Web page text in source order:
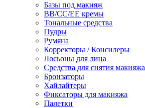
Базы под макияж
BB/CC/EE кремы
Тональные средства
Пудры
Румяна
Корректоры / Консилеры
Лосьоны для лица
Средства для снятия макияжа
Бронзаторы
Хайлайтеры
Фиксаторы для макияжа
Палетки